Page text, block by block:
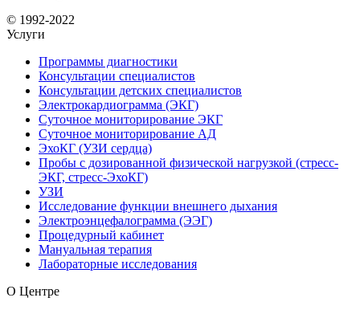
© 1992-2022
Услуги
Программы диагностики
Консультации специалистов
Консультации детских специалистов
Электрокардиограмма (ЭКГ)
Суточное мониторирование ЭКГ
Суточное мониторирование АД
ЭхоКГ (УЗИ сердца)
Пробы с дозированной физической нагрузкой (стресс-
ЭКГ, стресс-ЭхоКГ)
УЗИ
Исследование функции внешнего дыхания
Электроэнцефалограмма (ЭЭГ)
Процедурный кабинет
Мануальная терапия
Лабораторные исследования
О Центре